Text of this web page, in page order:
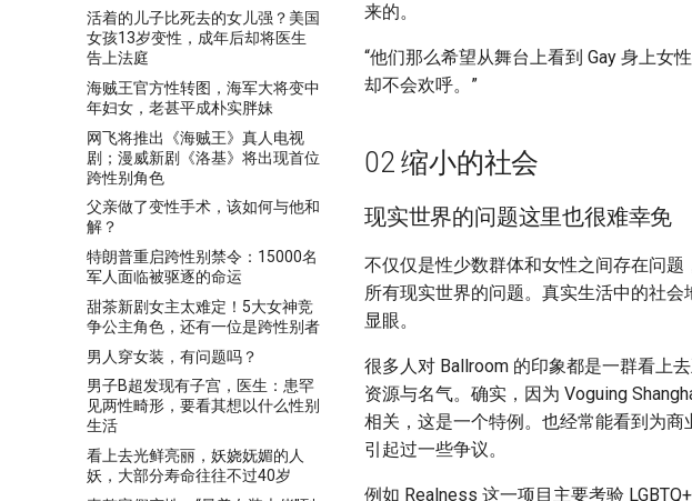
活着的儿子比死去的女儿强？美国
女孩13岁变性，成年后却将医生
告上法庭
海贼王官方性转图，海军大将变中
年妇女，老甚平成朴实胖妹
网飞将推出《海贼王》真人电视
剧；漫威新剧《洛基》将出现首位
跨性别角色
父亲做了变性手术，该如何与他和
解？
特朗普重启跨性别禁令：15000名
军人面临被驱逐的命运
甜茶新剧女主太难定！5大女神竞
争公主角色，还有一位是跨性别者
男人穿女装，有问题吗？
男子B超发现有子宫，医生：患罕
见两性畸形，要看其想以什么性别
生活
看上去光鲜亮丽，妖娆妩媚的人
妖，大部分寿命往往不过40岁
来的。
“他们那么希望从舞台上看到 Gay 身上女
却不会欢呼。”
02 缩小的社会
现实世界的问题这里也很难幸免
不仅仅是性少数群体和女性之间存在问
所有现实世界的问题。真实生活中的社
显眼。
很多人对 Ballroom 的印象都是一群看上
资源与名气。确实，因为 Voguing
相关，这是一个特例。也经常能看到为
引起过一些争议。
例如 Realness 这一项目主要考验